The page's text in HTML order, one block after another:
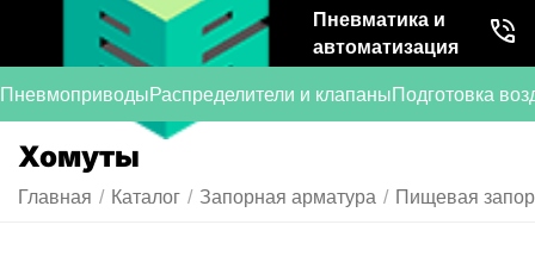
Пневматика и
автоматизация
ПневмоприводыРаспределители и клапаныПодготовка
Хомуты
Главная / Каталог / Запорная арматура / Пищевая